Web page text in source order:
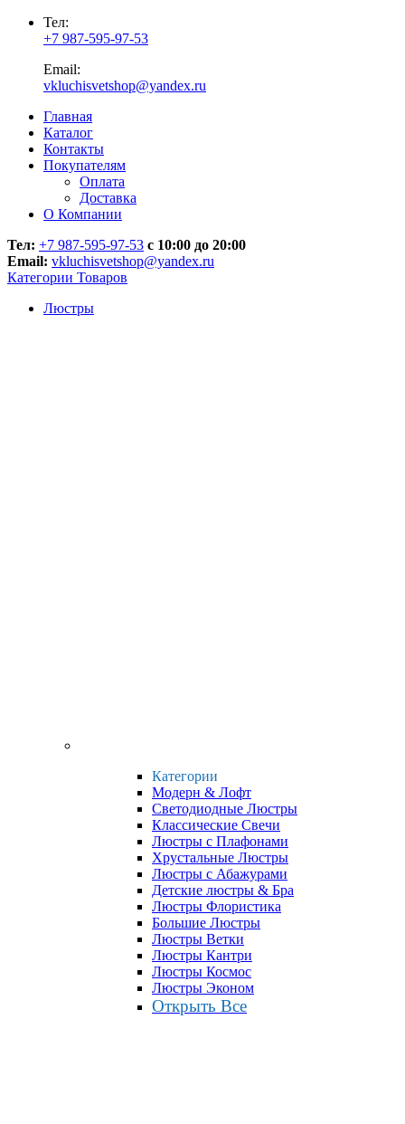
Тел:
+7 987-595-97-53
Email:
vkluchisvetshop@yandex.ru
Главная
Каталог
Контакты
Покупателям
Оплата
Доставка
О Компании
Тел: +7 987-595-97-53 с 10:00 до 20:00
Email: vkluchisvetshop@yandex.ru
Категории Товаров
Люстры
Категории
Модерн & Лофт
Светодиодные Люстры
Классические Свечи
Люстры с Плафонами
Хрустальные Люстры
Люстры с Абажурами
Детские люстры & Бра
Люстры Флористика
Большие Люстры
Люстры Ветки
Люстры Кантри
Люстры Космос
Люстры Эконом
Открыть Все